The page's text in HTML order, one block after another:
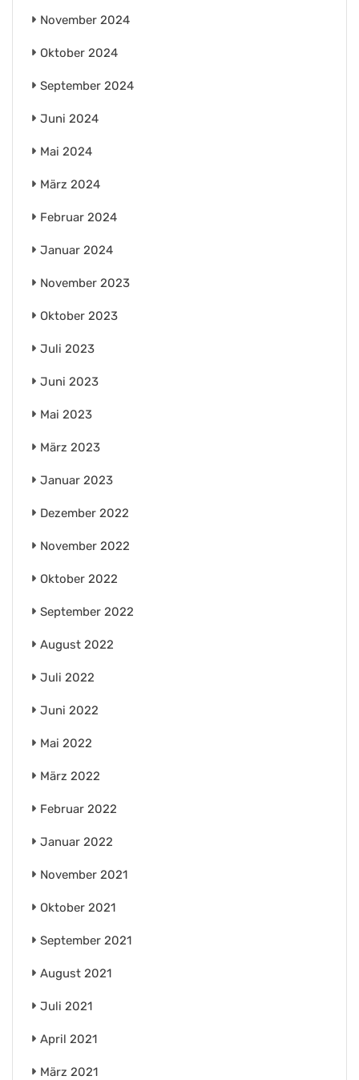
November 2024
Oktober 2024
September 2024
Juni 2024
Mai 2024
März 2024
Februar 2024
Januar 2024
November 2023
Oktober 2023
Juli 2023
Juni 2023
Mai 2023
März 2023
Januar 2023
Dezember 2022
November 2022
Oktober 2022
September 2022
August 2022
Juli 2022
Juni 2022
Mai 2022
März 2022
Februar 2022
Januar 2022
November 2021
Oktober 2021
September 2021
August 2021
Juli 2021
April 2021
März 2021